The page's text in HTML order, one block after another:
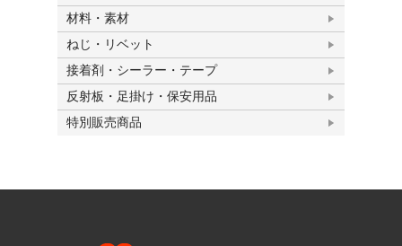
材料・素材
ねじ・リベット
接着剤・シーラー・テープ
反射板・足掛け・保安用品
特別販売商品